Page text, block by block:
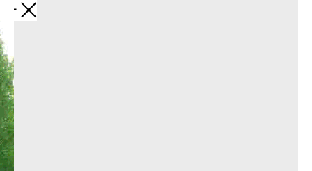
Назад